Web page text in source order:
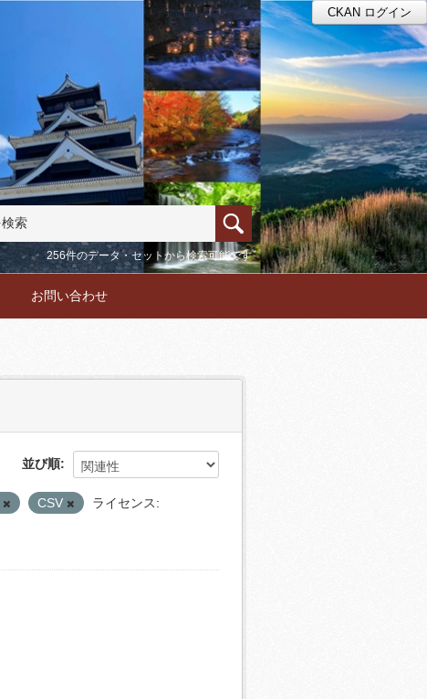
CKAN ログイン
256件のデータ・セットから検索可能です
お問い合わせ
並び順
CSV
ライセンス: